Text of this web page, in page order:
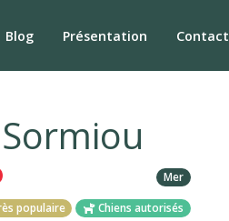
Blog Présentation Contact
Mer
populaire
Chiens autorisés